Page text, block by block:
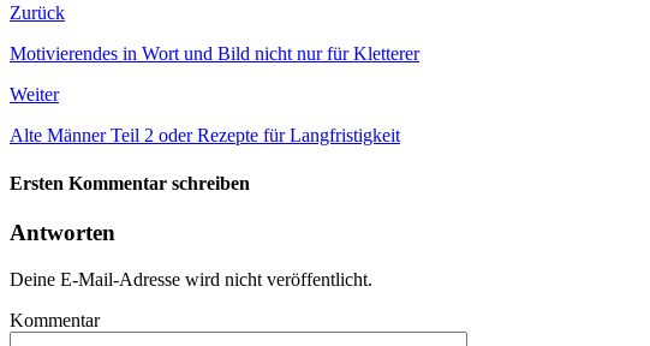
Zurück
Motivierendes in Wort und Bild nicht nur für Kletterer
Weiter
Alte Männer Teil 2 oder Rezepte für Langfristigkeit
Ersten Kommentar schreiben
Antworten
Deine E-Mail-Adresse wird nicht veröffentlicht.
Kommentar